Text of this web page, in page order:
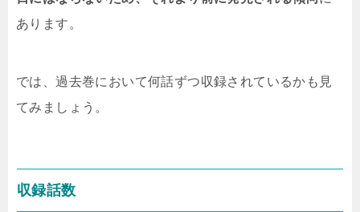
あります。
では、過去巻において何話ずつ収録されているかも見
てみましょう。
収録話数